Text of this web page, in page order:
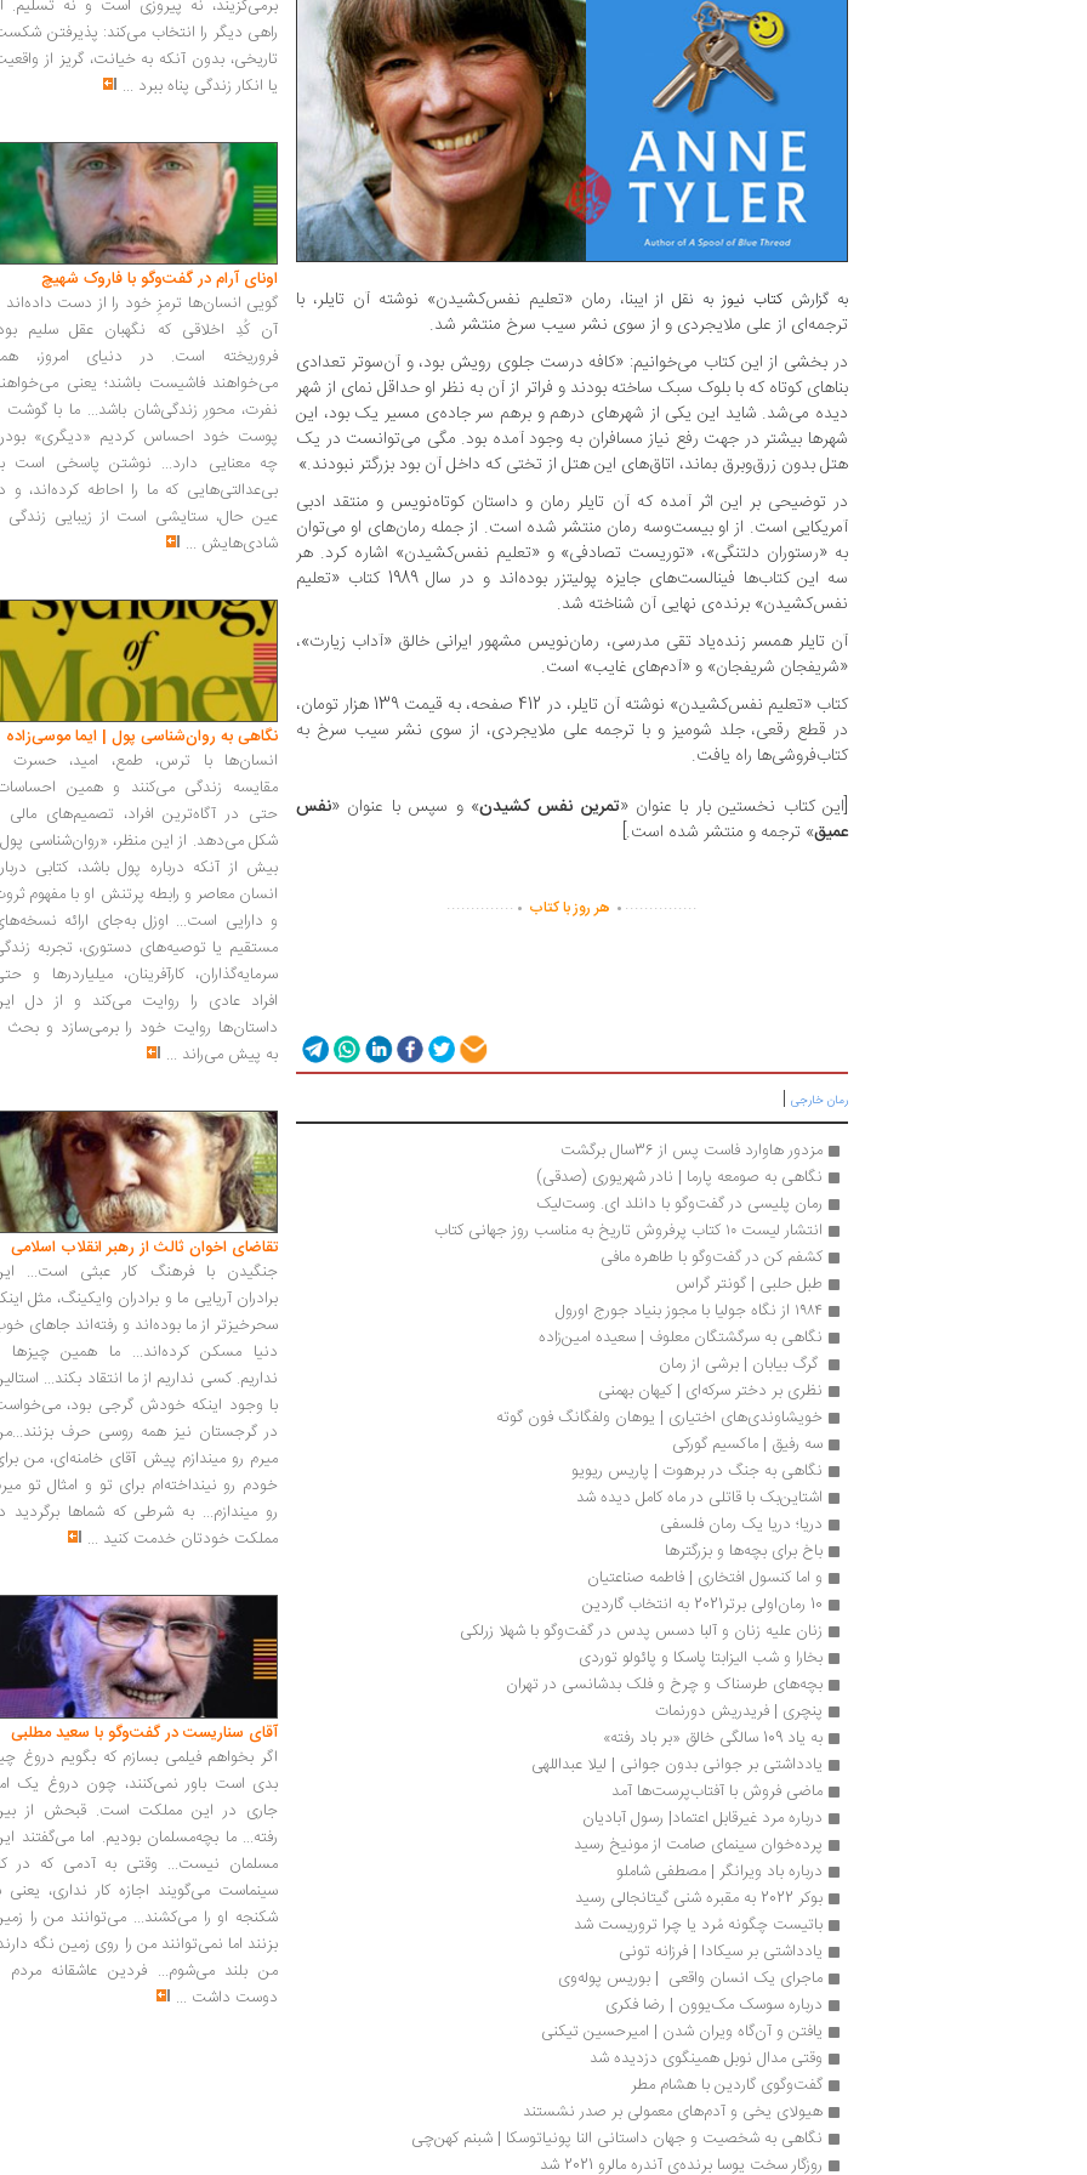
به گزارش کتاب نیوز به نقل از ایبنا، رمان «تعلیم نفس‌کشیدن» نوشته آن تایلر، با
ترجمه‌ای از علی ملایجردی و از سوی نشر سیب سرخ منتشر شد.
در بخشی از این کتاب می‌خوانیم: «کافه درست جلوی رویش بود، و آن‌سوتر تعدادی
بناهای کوتاه که با بلوک سبک ساخته بودند و فراتر از آن به نظر او حداقل نمای از شهر
دیده می‌شد. شاید این یکی از شهرهای درهم و برهم سر جاده‌ی مسیر یک بود، این
شهرها بیشتر در جهت رفع نیاز مسافران به وجود آمده بود. مگی می‌توانست در یک
هتل بدون زرق‌وبرق بماند، اتاق‌های این هتل از تختی که داخل آن بود بزرگتر نبودند.»
در توضیحی بر این اثر آمده که آن تایلر رمان و داستان کوتاه‌نویس و منتقد ادبی
آمریکایی است. از او بیست‌وسه رمان منتشر شده است. از جمله رمان‌های او می‌توان
به «رستوران دلتنگی»، «توریست تصادفی» و «تعلیم نفس‌کشیدن» اشاره کرد. هر
سه این کتاب‌ها فینالست‌های جایزه پولیتزر بوده‌اند و در سال 1989 کتاب «تعلیم
نفس‌کشیدن» برنده‌ی نهایی آن شناخته شد.
آن تایلر همسر زنده‌یاد تقی مدرسی، رمان‌نویس مشهور ایرانی خالق «آداب زیارت»،
«شریفجان شریفجان» و «آدم‌های غایب» است.
کتاب «تعلیم نفس‌کشیدن» نوشته آن تایلر، در 412 صفحه، به قیمت 139 هزار تومان،
در قطع رقعی، جلد شومیز و با ترجمه علی ملایجردی، از سوی نشر سیب سرخ به
کتاب‌فروشی‌ها راه یافت.
[این کتاب نخستین بار با عنوان «تمرین نفس کشیدن» و سپس با عنوان «نفس
عمیق» ترجمه و منتشر شده است.]
...............
. هر روز با کتاب .
..............
رمان خارجی |
مزدور هاوارد فاست پس از 36سال برگشت
نگاهی به صومعه پارما | نادر شهریوری (صدقی)
رمان پلیسی در گفت‌وگو با دانلد ای. وست‌لیک
انتشار لیست ۱۰ کتاب پرفروش تاریخ به مناسب روز جهانی کتاب
کشفم کن در گفت‌وگو با طاهره مافی
طبل حلبی | گونتر گراس
۱۹۸۴ از نگاه جولیا با مجوز بنیاد جورج اورول
نگاهی به سرگشتگان معلوف | سعیده امین‌زاده
گرگ بیابان | برشی از رمان
نظری بر دختر سرکه‌ای | کیهان بهمنی
خویشاوندی‌‌های اختیاری | یوهان ولفگانگ فون گوته
سه رفیق | ماکسیم گورکی
نگاهی به جنگ در برهوت | پاریس ریویو
اشتاین‌بک با قاتلی در ماه کامل دیده شد
دریا؛ دریا یک رمان فلسفی
باخ برای بچه‌ها و بزرگترها
و اما کنسول افتخاری | فاطمه صناعتیان
10 رمان‌اولی برتر2021 به انتخاب گاردین
زنان علیه زنان و آلبا دسس پدس در گفت‌وگو با شهلا زرلکی
بخارا و شب الیزابتا پاسکا و پائولو توردی
بچه‌های طرسناک و چرخ و فلک بدشانسی در تهران
پنچری | فریدریش دورنمات
به یاد 109 سالگی خالق «بر باد رفته»
یادداشتی بر جوانی بدون جوانی | لیلا عبداللهی
ماضی فروش با آفتاب‌پرست‌ها آمد
درباره مرد غیرقابل اعتماد| رسول‌ آبادیان
پرده‌خوان سینمای صامت از مونیخ رسید
درباره باد ویرانگر | مصطفی شاملو
بوکر 2022 به مقبره شنی گیتانجالی رسید
باتیست چگونه مُرد یا چرا تروریست شد
یادداشتی بر سیکادا | فرزانه تونی
ماجرای یک انسان واقعی  | بوریس پوله‌وی
درباره سوسک مک‌یوون | رضا فکری
یافتن و آن‌گاه ویران شدن | امیرحسین تیكنی
وقتی مدال نوبل همینگوی دزدیده شد
گفت‌وگوی گاردین با هشام مطر
هیولای یخی و آدم‌های معمولی بر صدر نشستند
نگاهی به شخصیت و جهان داستانی النا پونیاتوسکا | شبنم کهن‌چی
روزگار سخت یوسا برنده‌ی آندره مالرو 2021 شد
برمی‌گزیند، نه پیروزی است و نه تسلیم.
راهی دیگر را انتخاب می‌کند: پذیرفتن
تاریخی، بدون آنکه به خیانت، گریز از
یا انکار زندگی پناه ببرد ...
اونای آرام در گفت‌وگو با فاروک شهیچ‭
گویی انسان‌ها ترمزِ خود را از دست داده‌اند
آن کُدِ اخلاقی که نگهبان عقل سلیم
فروریخته است. در دنیای امروز،
می‌خواهند فاشیست باشند؛ یعنی
نفرت، محورِ زندگی‌شان باشد... ما با گوشت
پوست خود احساس کردیم «دیگری»
چه معنایی دارد... نوشتن پاسخی است
بی‌عدالتی‌هایی که ما را احاطه کرده‌اند، و
عین حال، ستایشی است از زیبایی زندگی
شادی‌هایش ...
نگاهی به روان‌شناسی پول | ایما موسی‌زاده
انسان‌ها با ترس، طمع، امید، حسرت
مقایسه زندگی می‌کنند و همین
حتی در آگاه‌ترین افراد، تصمیم‌های مالی
شکل می‌دهد. از این منظر، «روان‌شناسی
بیش از آنکه درباره پول باشد، کتابی
انسان معاصر و رابطه پرتنش او با مفهوم
و دارایی است... اوزل به‌جای ارائه
مستقیم یا توصیه‌های دستوری، تجربه
سرمایه‌گذاران، کارآفرینان، میلیاردرها و
افراد عادی را روایت می‌کند و از دل
داستان‌ها روایت خود را برمی‌سازد و بحث
به پیش می‌راند ...
تقاضای اخوان ثالث از رهبر انقلاب اسلامی
جنگیدن با فرهنگ کار عبثی است...
برادران آریایی ما و برادران وایکینگ، مثل
سحرخیزتر از ما بوده‌اند و رفته‌اند جاهای
دنیا مسکن کرده‌اند... ما همین چیزها
نداریم. کسی نداریم از ما انتقاد بکند...
با وجود اینکه خودش گرجی بود،
در گرجستان نیز همه روسی حرف
میرم رو میندازم پیش آقای خامنه‌ای، من
خودم رو نینداخته‌ام برای تو و امثال تو
رو میندازم... به شرطی که شماها برگردید
مملکت خودتان خدمت کنید ...
آقای سناریست در گفت‌وگو با سعید مطلبی
اگر بخواهم فیلمی بسازم که بگویم دروغ
بدی است باور نمی‌کنند، چون دروغ یک
جاری در این مملکت است. قبحش از
رفته... ما بچه‌مسلمان بودیم. اما می‌گفتند
مسلمان نیست... وقتی به آدمی که در
سینماست می‌گویند اجازه کار نداری، یعنی
شکنجه او را می‌کشند... می‌توانند من را
بزنند اما نمی‌توانند من را روی زمین نگه
من بلند می‌شوم... فردین عاشقانه مردم
دوست داشت ...